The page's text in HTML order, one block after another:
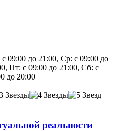
09:00 до 21:00, Ср: с 09:00 до
Пт: с 09:00 до 21:00, Сб: с
до 20:00
реальности